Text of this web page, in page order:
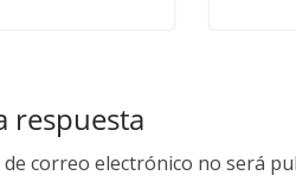
respuesta
correo electrónico no será